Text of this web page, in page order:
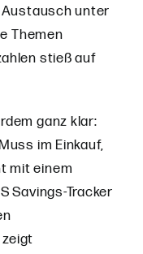
unter
Themen
stieß auf
ganz klar:
im Einkauf,
mit einem
Savings-Tracker